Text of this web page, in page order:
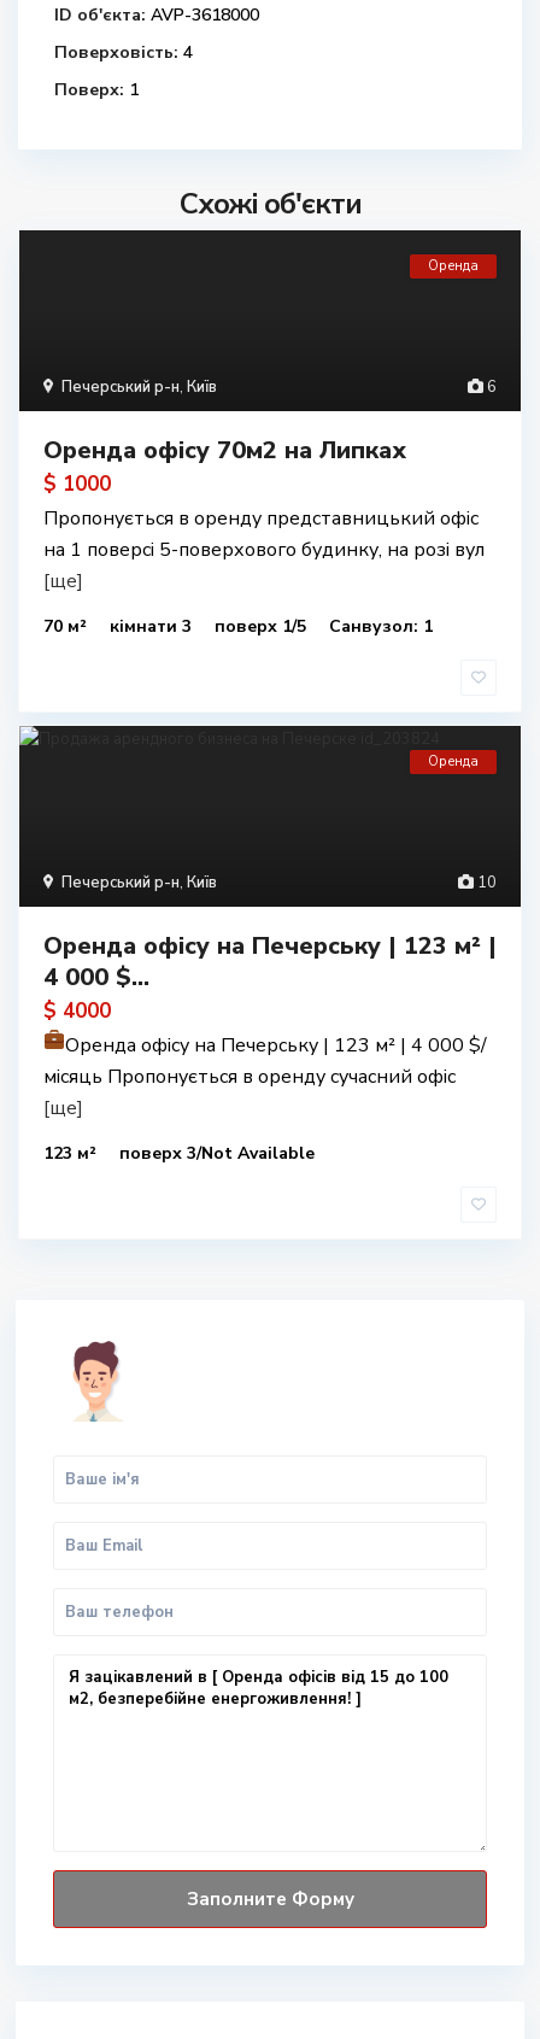
ID об'єкта: AVP-3618000
Поверховість: 4
Поверх: 1
Схожі об'єкти
6
Печерський р-н, Київ
Оренда
Оренда офісу 70м2 на Липках
$ 1000
Пропонується в оренду представницький офіс
на 1 поверсі 5-поверхового будинку, на розі вул
[ще]
70 м² кімнати 3 поверх 1/5 Санвузол: 1
10
Печерський р-н, Київ
Оренда
Оренда офісу на Печерську | 123 м² |
4 000 $...
$ 4000
Оренда офісу на Печерську | 123 м² | 4 000 $/
місяць Пропонується в оренду сучасний офіс
[ще]
123 м² поверх 3/Not Available